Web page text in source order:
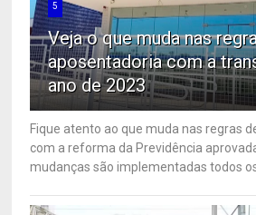
5
Veja o que muda nas
aposentadoria com a
ano de 2023
Fique atento ao que muda nas regras
com a reforma da Previdência
mudanças são implementadas todos